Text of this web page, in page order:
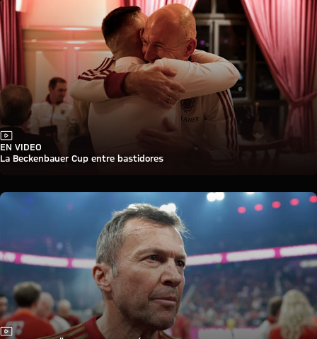
Vídeo
EN VIDEO
La Beckenbauer Cup entre bastidores
Vídeo